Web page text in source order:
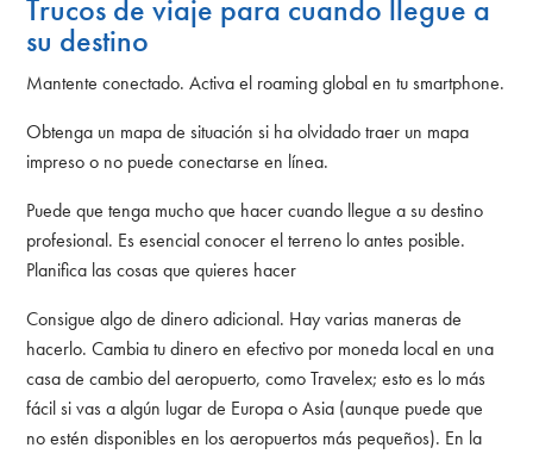
Trucos de viaje para cuando llegue a
su destino
Mantente conectado. Activa el roaming global en tu smartphone.
Obtenga un mapa de situación si ha olvidado traer un mapa
impreso o no puede conectarse en línea.
Puede que tenga mucho que hacer cuando llegue a su destino
profesional. Es esencial conocer el terreno lo antes posible.
Planifica las cosas que quieres hacer
Consigue algo de dinero adicional. Hay varias maneras de
hacerlo. Cambia tu dinero en efectivo por moneda local en una
casa de cambio del aeropuerto, como Travelex; esto es lo más
fácil si vas a algún lugar de Europa o Asia (aunque puede que
no estén disponibles en los aeropuertos más pequeños). En la